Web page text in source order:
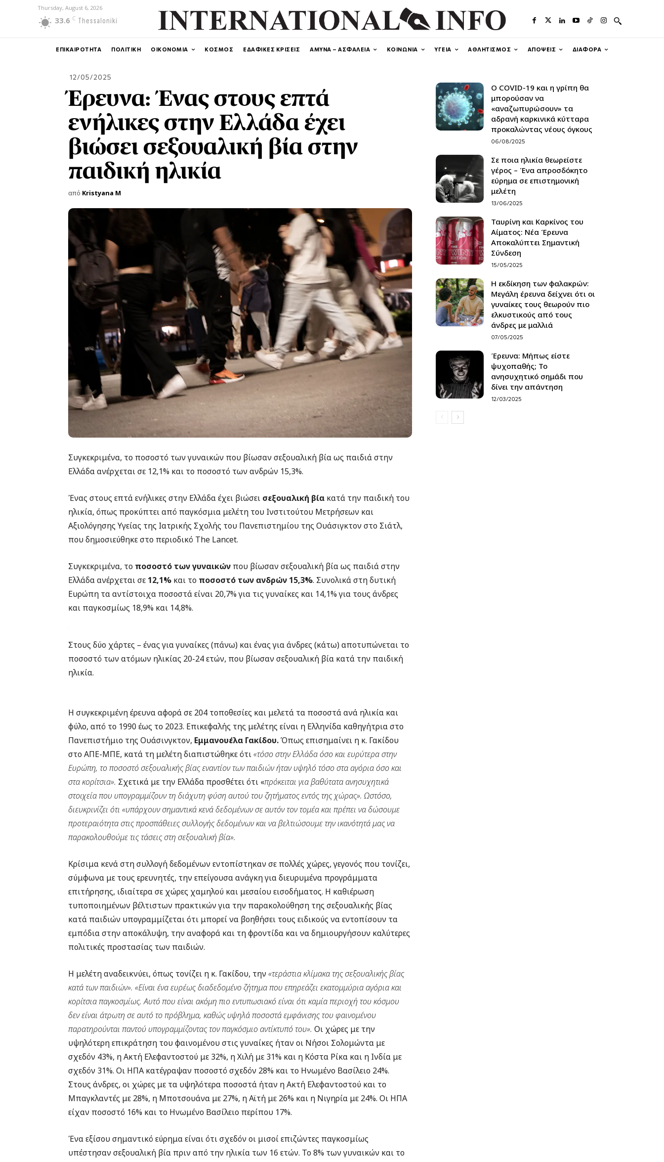
Thursday, August 6, 2026
33.6 C Thessaloniki
ΕΠΙΚΑΙΡΟΤΗΤΑ ΠΟΛΙΤΙΚΗ ΟΙΚΟΝΟΜΙΑ ΚΟΣΜΟΣ ΕΔΑΦΙΚΕΣ ΚΡΙΣΕΙΣ ΑΜΥΝΑ – ΑΣΦΑΛΕΙΑ ΚΟΙΝΩΝΙΑ ΥΓΕΙΑ ΑΘΛΗΤΙΣΜΟΣ ΑΠΟΨΕΙΣ ΔΙΑΦΟΡΑ
12/05/2025
Έρευνα: Ένας στους επτά
ενήλικες στην Ελλάδα έχει
βιώσει σεξουαλική βία στην
παιδική ηλικία
από Kristyana M
Συγκεκριμένα, το ποσοστό των γυναικών που βίωσαν σεξουαλική βία ως παιδιά στην
Ελλάδα ανέρχεται σε 12,1% και το ποσοστό των ανδρών 15,3%.
Ένας στους επτά ενήλικες στην Ελλάδα έχει βιώσει σεξουαλική βία κατά την παιδική του
ηλικία, όπως προκύπτει από παγκόσμια μελέτη του Ινστιτούτου Μετρήσεων και
Αξιολόγησης Υγείας της Ιατρικής Σχολής του Πανεπιστημίου της Ουάσιγκτον στο Σιάτλ,
που δημοσιεύθηκε στο περιοδικό The Lancet.
Συγκεκριμένα, το ποσοστό των γυναικών που βίωσαν σεξουαλική βία ως παιδιά στην
Ελλάδα ανέρχεται σε 12,1% και το ποσοστό των ανδρών 15,3%. Συνολικά στη δυτική
Ευρώπη τα αντίστοιχα ποσοστά είναι 20,7% για τις γυναίκες και 14,1% για τους άνδρες
και παγκοσμίως 18,9% και 14,8%.
Στους δύο χάρτες – ένας για γυναίκες (πάνω) και ένας για άνδρες (κάτω) αποτυπώνεται το
ποσοστό των ατόμων ηλικίας 20-24 ετών, που βίωσαν σεξουαλική βία κατά την παιδική
ηλικία.
Η συγκεκριμένη έρευνα αφορά σε 204 τοποθεσίες και μελετά τα ποσοστά ανά ηλικία και
φύλο, από το 1990 έως το 2023. Επικεφαλής της μελέτης είναι η Ελληνίδα καθηγήτρια στο
Πανεπιστήμιο της Ουάσινγκτον, Εμμανουέλα Γακίδου.Όπως επισημαίνει η κ. Γακίδου
στο ΑΠΕ-ΜΠΕ, κατά τη μελέτη διαπιστώθηκε ότι«τόσο στην Ελλάδα όσο και ευρύτερα στην
Ευρώπη, το ποσοστό σεξουαλικής βίας εναντίον των παιδιών ήταν υψηλό τόσο στα αγόρια όσο και
στα κορίτσια». Σχετικά με την Ελλάδα προσθέτει ότι «πρόκειται για βαθύτατα ανησυχητικά
στοιχεία που υπογραμμίζουν τη διάχυτη φύση αυτού του ζητήματος εντός της χώρας». Ωστόσο,
διευκρινίζει ότι «υπάρχουν σημαντικά κενά δεδομένων σε αυτόν τον τομέα και πρέπει να δώσουμε
προτεραιότητα στις προσπάθειες συλλογής δεδομένων και να βελτιώσουμε την ικανότητά μας να
παρακολουθούμε τις τάσεις στη σεξουαλική βία».
Κρίσιμα κενά στη συλλογή δεδομένων εντοπίστηκαν σε πολλές χώρες, γεγονός που τονίζει,
σύμφωνα με τους ερευνητές, την επείγουσα ανάγκη για διευρυμένα προγράμματα
επιτήρησης, ιδιαίτερα σε χώρες χαμηλού και μεσαίου εισοδήματος. Η καθιέρωση
τυποποιημένων βέλτιστων πρακτικών για την παρακολούθηση της σεξουαλικής βίας
κατά παιδιών υπογραμμίζεται ότι μπορεί να βοηθήσει τους ειδικούς να εντοπίσουν τα
εμπόδια στην αποκάλυψη, την αναφορά και τη φροντίδα και να δημιουργήσουν καλύτερες
πολιτικές προστασίας των παιδιών.
Η μελέτη αναδεικνύει, όπως τονίζει η κ. Γακίδου, την«τεράστια κλίμακα της σεξουαλικής βίας
κατά των παιδιών». «Είναι ένα ευρέως διαδεδομένο ζήτημα που επηρεάζει εκατομμύρια αγόρια και
κορίτσια παγκοσμίως. Αυτό που είναι ακόμη πιο εντυπωσιακό είναι ότι καμία περιοχή του κόσμου
δεν είναι άτρωτη σε αυτό το πρόβλημα, καθώς υψηλά ποσοστά εμφάνισης του φαινομένου
παρατηρούνται παντού υπογραμμίζοντας τον παγκόσμιο αντίκτυπό του». Οι χώρες με την
υψηλότερη επικράτηση του φαινομένου στις γυναίκες ήταν οι Νήσοι Σολομώντα με
σχεδόν 43%, η Ακτή Ελεφαντοστού με 32%, η Χιλή με 31% και η Κόστα Ρίκα και η Ινδία με
σχεδόν 31%. Οι ΗΠΑ κατέγραψαν ποσοστό σχεδόν 28% και το Ηνωμένο Βασίλειο 24%.
Στους άνδρες, οι χώρες με τα υψηλότερα ποσοστά ήταν η Ακτή Ελεφαντοστού και το
Μπαγκλαντές με 28%, η Μποτσουάνα με 27%, η Αϊτή με 26% και η Νιγηρία με 24%. Οι ΗΠΑ
είχαν ποσοστό 16% και το Ηνωμένο Βασίλειο περίπου 17%.
Ένα εξίσου σημαντικό εύρημα είναι ότι σχεδόν οι μισοί επιζώντες παγκοσμίως
υπέστησαν σεξουαλική βία πριν από την ηλικία των 16 ετών. Το 8% των γυναικών και το
Ο COVID-19 και η γρίπη θα
μπορούσαν να
«αναζωπυρώσουν» τα
αδρανή καρκινικά κύτταρα
προκαλώντας νέους όγκους
06/08/2025
Σε ποια ηλικία θεωρείστε
γέρος – Ένα απροσδόκητο
εύρημα σε επιστημονική
μελέτη
13/06/2025
Ταυρίνη και Καρκίνος του
Αίματος: Νέα Έρευνα
Αποκαλύπτει Σημαντική
Σύνδεση
15/05/2025
Η εκδίκηση των φαλακρών:
Μεγάλη έρευνα δείχνει ότι οι
γυναίκες τους θεωρούν πιο
ελκυστικούς από τους
άνδρες με μαλλιά
07/05/2025
Έρευνα: Μήπως είστε
ψυχοπαθής; Το
ανησυχητικό σημάδι που
δίνει την απάντηση
12/03/2025